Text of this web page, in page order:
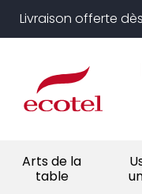
Livraison offerte
Arts de la
table
Panneau de gestion